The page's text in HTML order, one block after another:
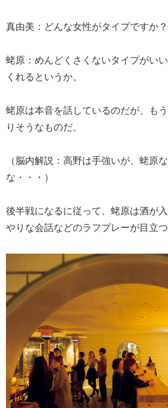
真由美：どんな女性がタイプですか？
蛯原：めんどくさくないタイプがい
くれるというか。
蛯原は本音を話しているのだが、も
りそうなものだ。
（脳内解説：高野は手強いが、蛯原
な・・・）
後半戦になるに従って、蛯原は酒が
やりな会話などのラフプレーが目立つ